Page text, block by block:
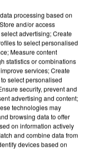
Voir plus
processing based on
and/or access
advertising; Create
to select personalised
Measure content
statistics or combinations
services; Create
select personalised
security, prevent and
advertising and content;
technologies may
browsing data to offer
on information actively
and combine data from
devices based on